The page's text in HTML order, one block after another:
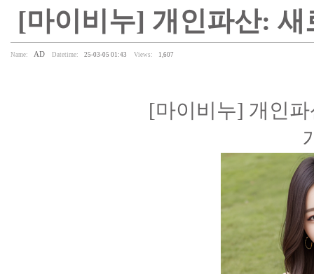
[마이비누] 개인파산:
Name: AD Datetime: 25-03-05 01:43 Views: 1,607
[마이비누] 개인